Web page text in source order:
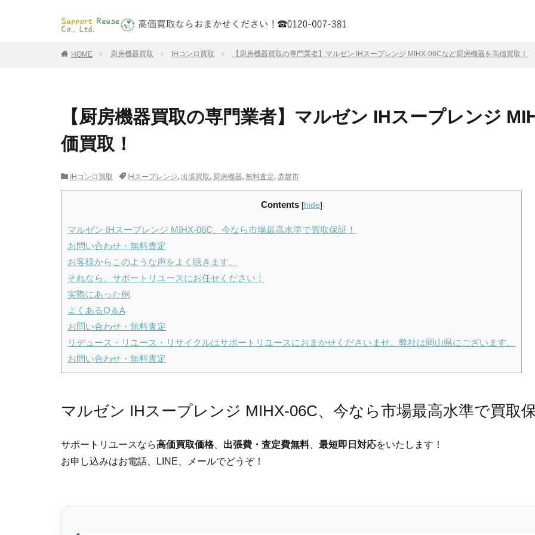
HOME 厨房機器買取 IHコンロ買取 【厨房機器買取の専門業者】マルゼン IHスープレンジ MIHX-06Cなど厨房機器を高価買取！
【厨房機器買取の専門業者】マルゼン IHスープレンジ
価買取！
IHコンロ買取 IHスープレンジ, 出張買取, 厨房機器, 無料査定, 赤磐市
Contents [hide]
マルゼン IHスープレンジ MIHX-06C、今なら市場最高水準で買取保証！
お問い合わせ・無料査定
お客様からこのような声をよく聴きます。
それなら、サポートリユースにお任せください！
実際にあった例
よくあるQ＆A
お問い合わせ・無料査定
リデュース・リユース・リサイクルはサポートリユースにおまかせくださいませ。弊社は岡山県にございます。
お問い合わせ・無料査定
マルゼン IHスープレンジ MIHX-06C、今なら市場最高水準で買取
サポートリユースなら高価買取価格、 出張費・査定費無料、 最短即日対応をいたします！
お申し込みはお電話、LINE、メールでどうぞ！